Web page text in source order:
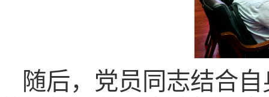
随后，党员同志结合